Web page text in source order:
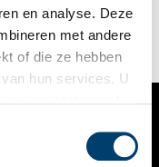
en analyse. Deze
met andere
of die ze hebben
hun services. U